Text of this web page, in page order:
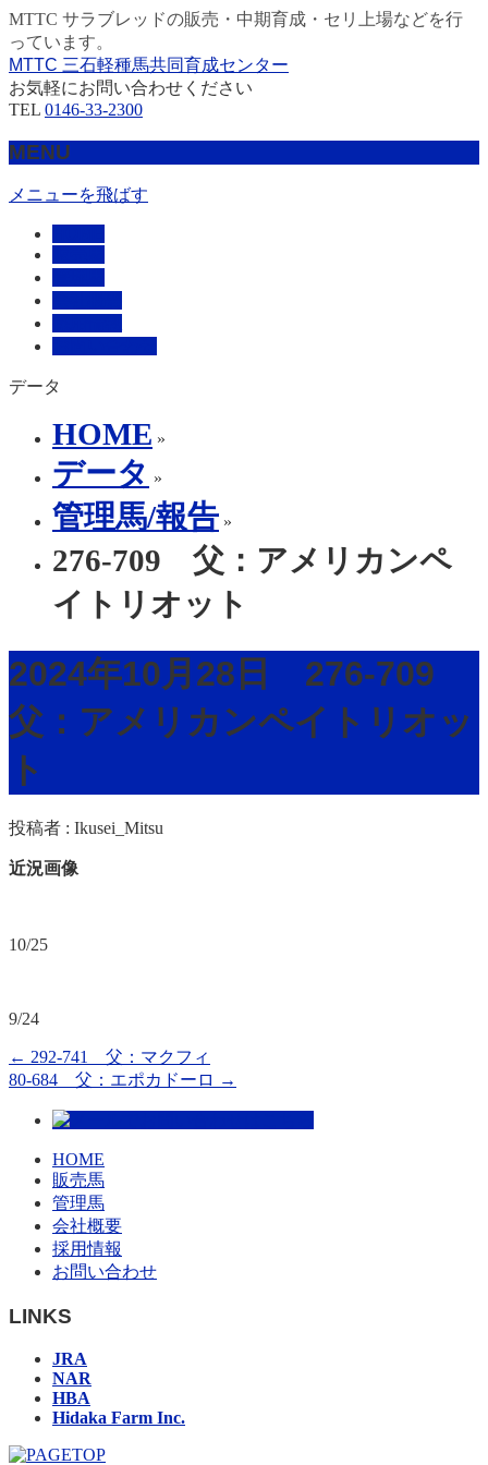
MTTC サラブレッドの販売・中期育成・セリ上場などを行
っています。
MTTC 三石軽種馬共同育成センター
お気軽にお問い合わせください
TEL 0146-33-2300
MENU
メニューを飛ばす
データ
HOME »
データ »
管理馬/報告 »
276-709 父：アメリカンペ
イトリオット
2024年10月28日 276-709
父：アメリカンペイトリオッ
ト
投稿者 : Ikusei_Mitsu
近況画像
10/25
9/24
← 292-741 父：マクフィ
80-684 父：エポカドーロ →
HOME
販売馬
管理馬
会社概要
採用情報
お問い合わせ
LINKS
JRA
NAR
HBA
Hidaka Farm Inc.